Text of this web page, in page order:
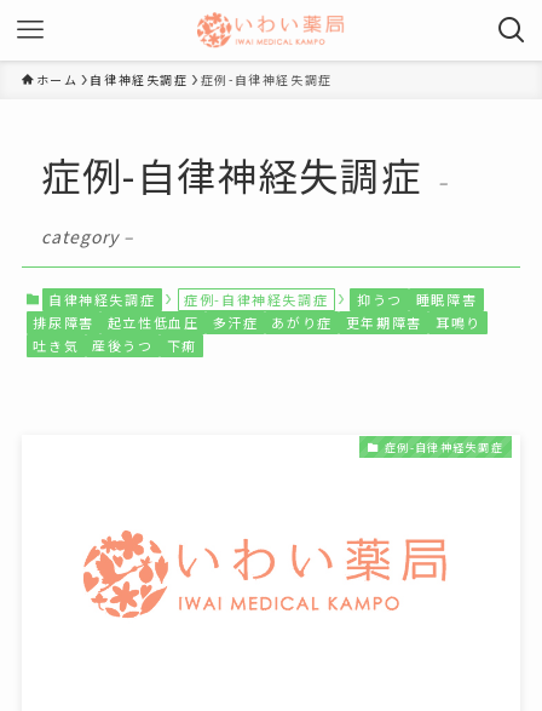
ホーム 自律神経失調症 症例-自律神経失調症
症例-自律神経失調症 –
category –
自律神経失調症 症例-自律神経失調症 抑うつ
睡眠障害
排尿障害
起立性低血圧 多汗症 あがり症 更年期障害
耳鳴り
吐き気
産後うつ 下痢
症例-自律神経失調症